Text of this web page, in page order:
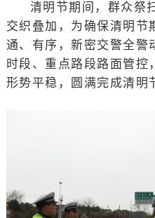
清明节期间，群众祭
交织叠加，为确保清明节
通、有序，新密交警全警
时段、重点路段路面管控
形势平稳，圆满完成清明